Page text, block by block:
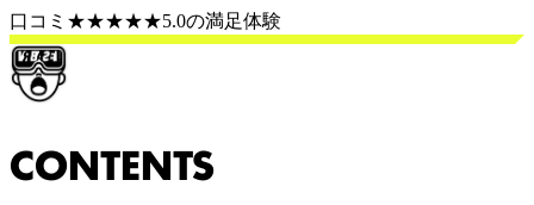
口コミ ★★★★★5.0の満足体験
CONTENTS